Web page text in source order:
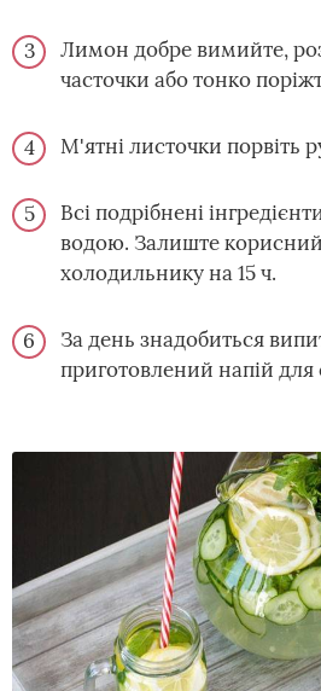
Лимон добре вимийте,
часточки або тонко
М'ятні листочки порвіть
Всі подрібнені
водою. Залиште
холодильнику на 15 ч.
За день знадобиться
приготовлений напій для